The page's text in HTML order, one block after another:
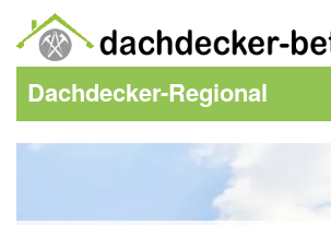
Dachdecker-Regional